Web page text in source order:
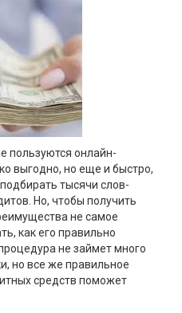
пользуются онлайн-
выгодно, но еще и быстро,
тысячи слов-
Но, чтобы получить
не самое
как его правильно
не займет много
но все же правильное
средств поможет